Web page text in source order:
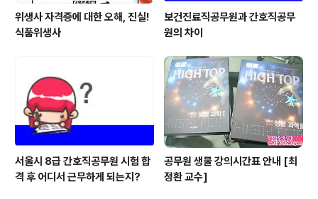
위생사 자격증에 대한 오해, 진실!
식품위생사
보건진료직공무원과 간호직공무
원의 차이
서울시 8급 간호직공무원 시험 합
격 후 어디서 근무하게 되는지?
공무원 생물 강의시간표 안내 [최
정환 교수]